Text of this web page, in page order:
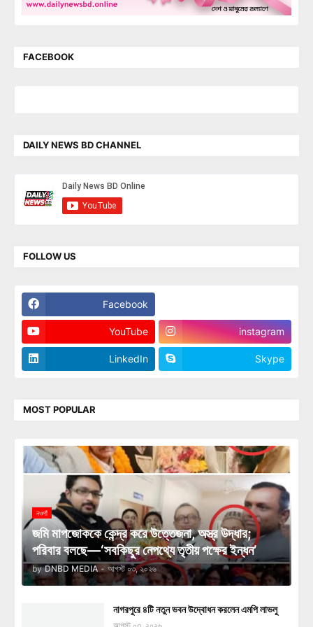
FACEBOOK
DAILY NEWS BD CHANNEL
FOLLOW US
Facebook
YouTube instagram
LinkedIn Skype
MOST POPULAR
নওগাঁ
জমি মাপজোককে কেন্দ্র করে উত্তেজনা, অস্ত্র উদ্ধার;
পরিবার বলছে—‘সবকিছুর নেপথ্যে তৃতীয় পক্ষের ইন্ধন’
by DNBD MEDIA - আগস্ট ০৩, ২০২৬
নাগরপুরে ৪টি নতুন ভবন উদ্বোধন করলেন এমপি লাভলু